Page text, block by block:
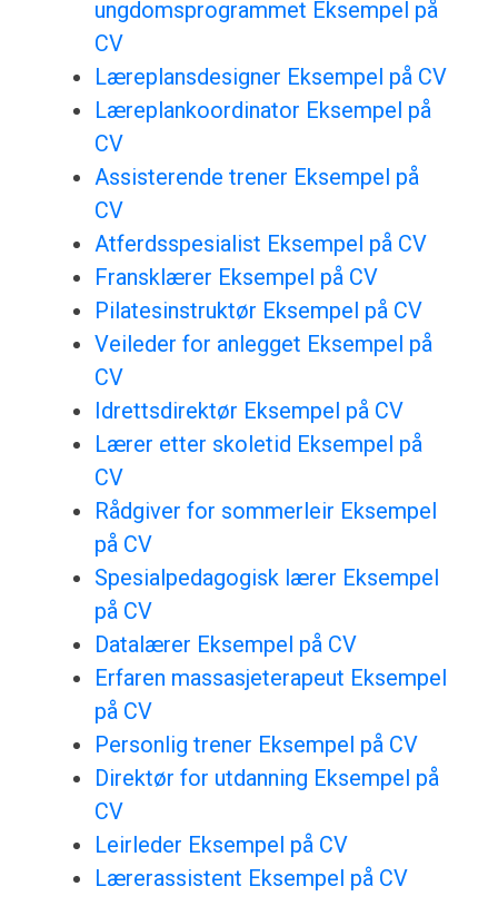
ungdomsprogrammet Eksempel på
CV
Læreplansdesigner Eksempel på CV
Læreplankoordinator Eksempel på
CV
Assisterende trener Eksempel på
CV
Atferdsspesialist Eksempel på CV
Fransklærer Eksempel på CV
Pilatesinstruktør Eksempel på CV
Veileder for anlegget Eksempel på
CV
Idrettsdirektør Eksempel på CV
Lærer etter skoletid Eksempel på
CV
Rådgiver for sommerleir Eksempel
på CV
Spesialpedagogisk lærer Eksempel
på CV
Datalærer Eksempel på CV
Erfaren massasjeterapeut Eksempel
på CV
Personlig trener Eksempel på CV
Direktør for utdanning Eksempel på
CV
Leirleder Eksempel på CV
Lærerassistent Eksempel på CV